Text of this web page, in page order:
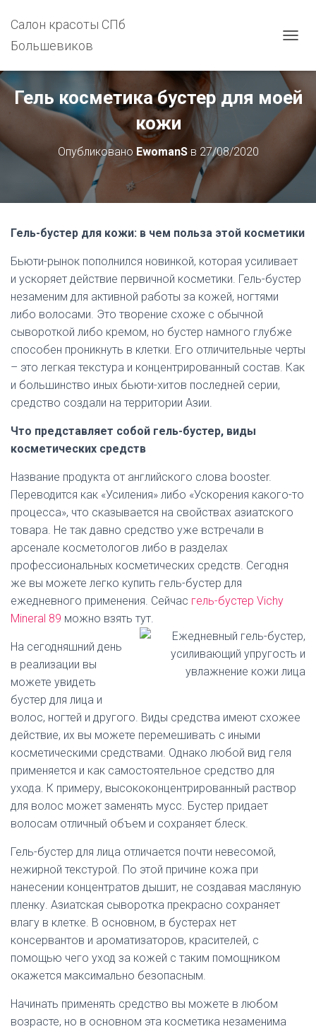
Салон красоты СПб
Большевиков
Р
К
Ь
И
А
Ц
Гель косметика бустер для моей
кожи
Опубликовано EwomanSв 27/08/2020
Гель-бустер для кожи: в чем польза этой косметики
Бьюти-рынок пополнился новинкой, которая усиливает
и ускоряет действие первичной косметики. Гель-бустер
незаменим для активной работы за кожей, ногтями
либо волосами. Это творение схоже с обычной
сывороткой либо кремом, но бустер намного глубже
способен проникнуть в клетки. Его отличительные черты
– это легкая текстура и концентрированный состав. Как
и большинство иных бьюти-хитов последней серии,
средство создали на территории Азии.
Что представляет собой гель-бустер, виды
косметических средств
Название продукта от английского слова booster.
Переводится как «Усиления» либо «Ускорения какого-то
процесса», что сказывается на свойствах азиатского
товара. Не так давно средство уже встречали в
арсенале косметологов либо в разделах
профессиональных косметических средств. Сегодня
же вы можете легко купить гель-бустер для
ежедневного применения. Сейчас гель-бустер Vichy
Mineral 89 можно взять тут.
На сегодняшний день
в реализации вы
можете увидеть
бустер для лица и
волос, ногтей и другого. Виды средства имеют схожее
действие, их вы можете перемешивать с иными
косметическими средствами. Однако любой вид геля
применяется и как самостоятельное средство для
ухода. К примеру, высококонцентрированный раствор
для волос может заменять мусс. Бустер придает
волосам отличный объем и сохраняет блеск.
Гель-бустер для лица отличается почти невесомой,
нежирной текстурой. По этой причине кожа при
нанесении концентратов дышит, не создавая масляную
пленку. Азиатская сыворотка прекрасно сохраняет
влагу в клетке. В основном, в бустерах нет
консервантов и ароматизаторов, красителей, с
помощью чего уход за кожей с таким помощником
окажется максимально безопасным.
Начинать применять средство вы можете в любом
возрасте, но в основном эта косметика незаменима